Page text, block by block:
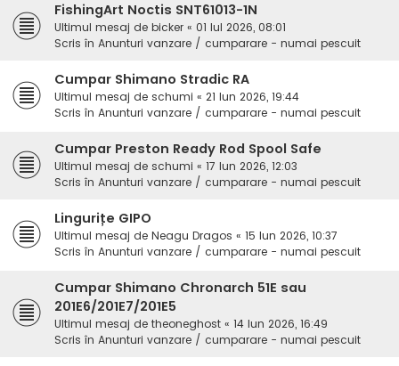
FishingArt Noctis SNT61013-1N
Ultimul mesaj de bicker « 01 Iul 2026, 08:01
Scris în Anunturi vanzare / cumparare - numai pescuit
Cumpar Shimano Stradic RA
Ultimul mesaj de schumi « 21 Iun 2026, 19:44
Scris în Anunturi vanzare / cumparare - numai pescuit
Cumpar Preston Ready Rod Spool Safe
Ultimul mesaj de schumi « 17 Iun 2026, 12:03
Scris în Anunturi vanzare / cumparare - numai pescuit
Lingurițe GIPO
Ultimul mesaj de Neagu Dragos « 15 Iun 2026, 10:37
Scris în Anunturi vanzare / cumparare - numai pescuit
Cumpar Shimano Chronarch 51E sau
201E6/201E7/201E5
Ultimul mesaj de theoneghost « 14 Iun 2026, 16:49
Scris în Anunturi vanzare / cumparare - numai pescuit